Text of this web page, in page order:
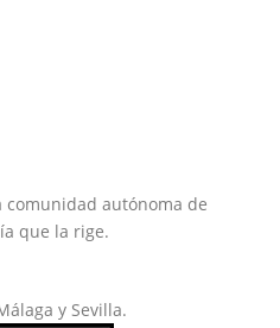
comunidad autónoma de
que la rige.
y Sevilla.